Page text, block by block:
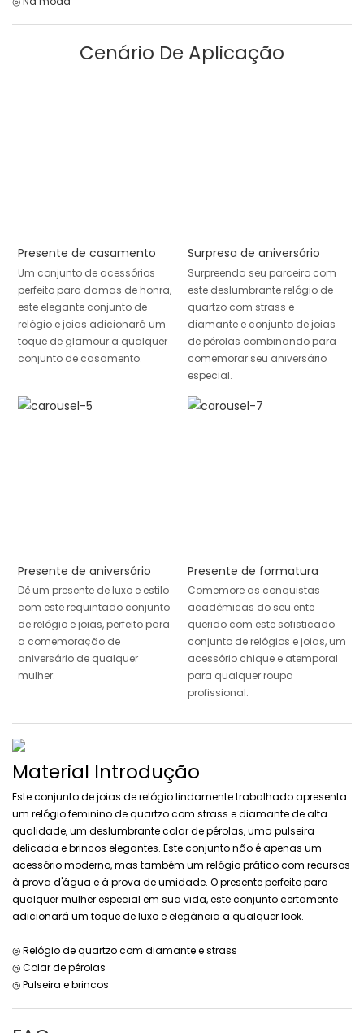
Cenário De Aplicação
Presente de casamento
Um conjunto de acessórios
perfeito para damas de honra,
este elegante conjunto de
relógio e joias adicionará um
toque de glamour a qualquer
conjunto de casamento.
Surpresa de aniversário
Surpreenda seu parceiro com
este deslumbrante relógio de
quartzo com strass e
diamante e conjunto de joias
de pérolas combinando para
comemorar seu aniversário
especial.
Presente de aniversário
Dê um presente de luxo e estilo
com este requintado conjunto
de relógio e joias, perfeito para
a comemoração de
aniversário de qualquer
mulher.
Presente de formatura
Comemore as conquistas
acadêmicas do seu ente
querido com este sofisticado
conjunto de relógios e joias, um
acessório chique e atemporal
para qualquer roupa
profissional.
Material Introdução
Este conjunto de joias de relógio lindamente trabalhado apresenta
um relógio feminino de quartzo com strass e diamante de alta
qualidade, um deslumbrante colar de pérolas, uma pulseira
delicada e brincos elegantes. Este conjunto não é apenas um
acessório moderno, mas também um relógio prático com recursos
à prova d'água e à prova de umidade. O presente perfeito para
qualquer mulher especial em sua vida, este conjunto certamente
adicionará um toque de luxo e elegância a qualquer look.
◎ Relógio de quartzo com diamante e strass
◎ Colar de pérolas
◎ Pulseira e brincos